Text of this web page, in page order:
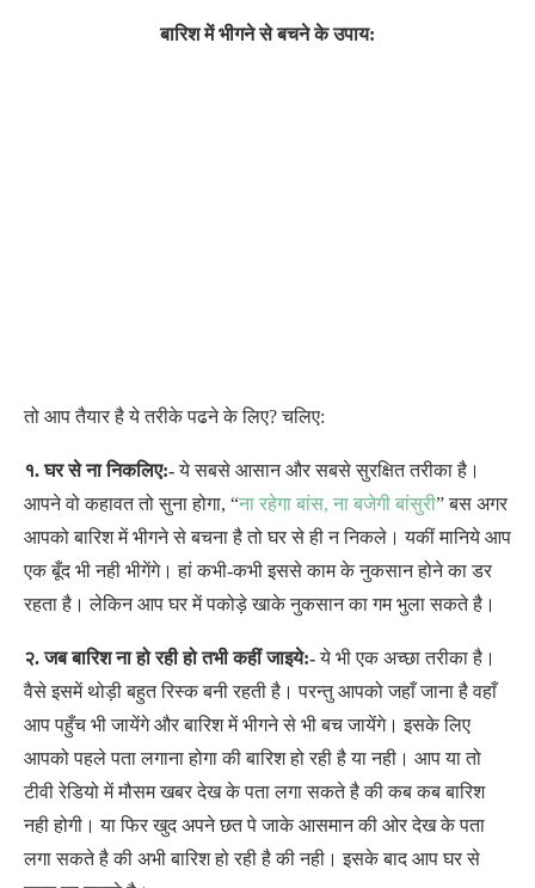
बारिश में भीगने से बचने के उपाय:
तो आप तैयार है ये तरीके पढने के लिए? चलिए:
१. घर से ना निकलिए:-ये सबसे आसान और सबसे सुरक्षित तरीका है।
आपने वो कहावत तो सुना होगा, “ना रहेगा बांस, ना बजेगी बांसुरी” बस अगर
आपको बारिश में भीगने से बचना है तो घर से ही न निकले। यकीं मानिये आप
एक बूँद भी नही भीगेंगे। हां कभी-कभी इससे काम के नुकसान होने का डर
रहता है। लेकिन आप घर में पकोड़े खाके नुकसान का गम भुला सकते है।
२. जब बारिश ना हो रही हो तभी कहीं जाइये:-ये भी एक अच्छा तरीका है।
वैसे इसमें थोड़ी बहुत रिस्क बनी रहती है। परन्तु आपको जहाँ जाना है वहाँ
आप पहुँच भी जायेंगे और बारिश में भीगने से भी बच जायेंगे। इसके लिए
आपको पहले पता लगाना होगा की बारिश हो रही है या नही। आप या तो
टीवी रेडियो में मौसम खबर देख के पता लगा सकते है की कब कब बारिश
नही होगी। या फिर खुद अपने छत पे जाके आसमान की ओर देख के पता
लगा सकते है की अभी बारिश हो रही है की नही। इसके बाद आप घर से